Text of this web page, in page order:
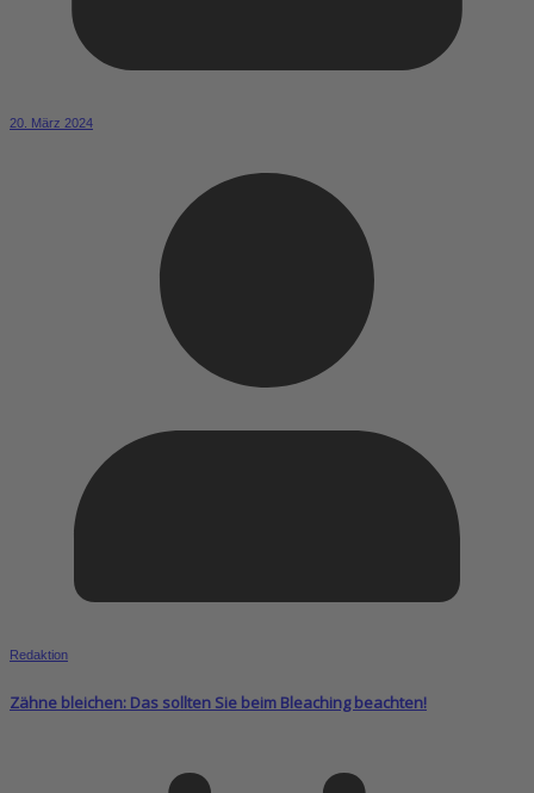
20. März 2024
Redaktion
Zähne bleichen: Das sollten Sie beim Bleaching beachten!